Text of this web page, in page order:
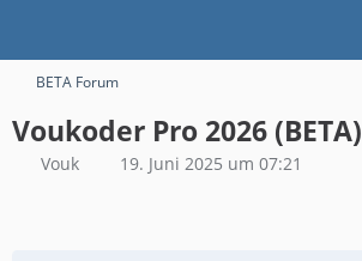
BETA Forum
Voukoder Pro 2026 (BETA)
Vouk 19. Juni 2025 um 07:21